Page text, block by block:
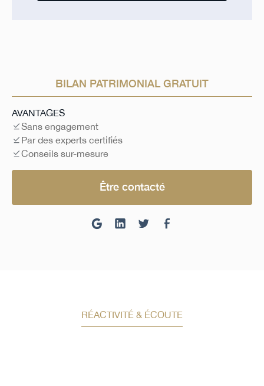
BILAN PATRIMONIAL GRATUIT
AVANTAGES
Sans engagement
Par des experts certifiés
Conseils sur-mesure
Être contacté
RÉACTIVITÉ & ÉCOUTE